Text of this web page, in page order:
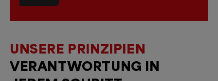
UNSERE PRINZIPIEN
VERANTWORTUNG IN